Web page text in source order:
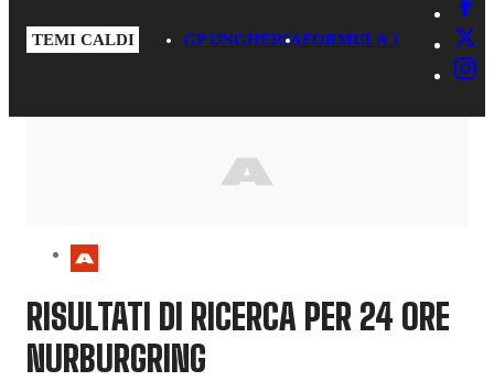
TEMI CALDI GP UNGHERIAFORMULA 1
RISULTATI DI RICERCA PER 24 ORE
NURBURGRING